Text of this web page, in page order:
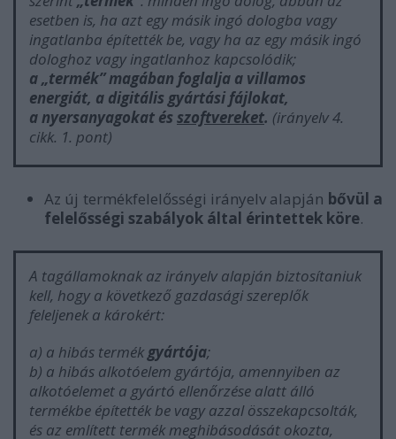
esetben is, ha azt egy másik ingó dologba vagy
ingatlanba építették be, vagy ha az egy másik ingó
dologhoz vagy ingatlanhoz kapcsolódik;
a „termék” magában foglalja a villamos
energiát, a digitális gyártási fájlokat,
a nyersanyagokat és szoftvereket. (irányelv 4.
cikk. 1. pont)
Az új termékfelelősségi irányelv alapján bővül a
felelősségi szabályok által érintettek köre.
A tagállamoknak az irányelv alapján biztosítaniuk
kell, hogy a következő gazdasági szereplők
feleljenek a károkért:
a) a hibás termék gyártója;
b) a hibás alkotóelem gyártója, amennyiben az
alkotóelemet a gyártó ellenőrzése alatt álló
termékbe építették be vagy azzal összekapcsolták,
és az említett termék meghibásodását okozta,